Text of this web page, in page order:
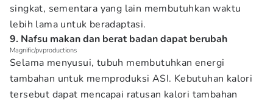
singkat, sementara yang lain membutuhkan waktu
lebih lama untuk beradaptasi.
9. Nafsu makan dan berat badan dapat berubah
Magnific/pvproductions
Selama menyusui, tubuh membutuhkan energi
tambahan untuk memproduksi ASI. Kebutuhan kalori
tersebut dapat mencapai ratusan kalori tambahan